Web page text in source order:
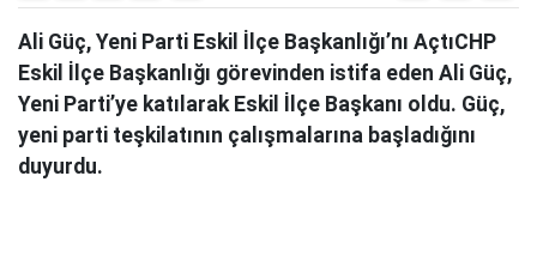
Ali Güç, Yeni Parti Eskil İlçe Başkanlığı’nı AçtıCHP
Eskil İlçe Başkanlığı görevinden istifa eden Ali Güç,
Yeni Parti’ye katılarak Eskil İlçe Başkanı oldu. Güç,
yeni parti teşkilatının çalışmalarına başladığını
duyurdu.